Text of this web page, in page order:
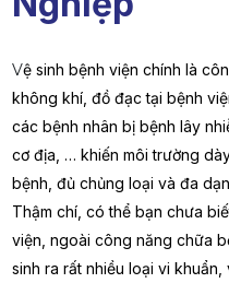
Vệ sinh bệnh viện chính là
không khí, đồ đạc tại bệnh
các bệnh nhân bị bệnh lây
cơ địa, … khiến môi trường
bệnh, đủ chủng loại và đa
Thậm chí, có thể bạn chưa
viện, ngoài công năng chữa
sinh ra rất nhiều loại vi